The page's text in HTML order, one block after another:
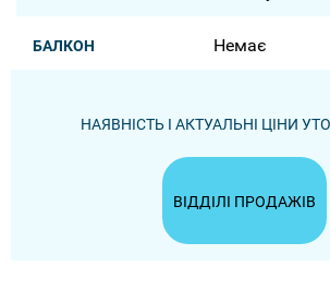
БАЛКОН Немає
НАЯВНІСТЬ І АКТУАЛЬНІ ЦІНИ
ВІДДІЛІ ПРОДАЖІВ